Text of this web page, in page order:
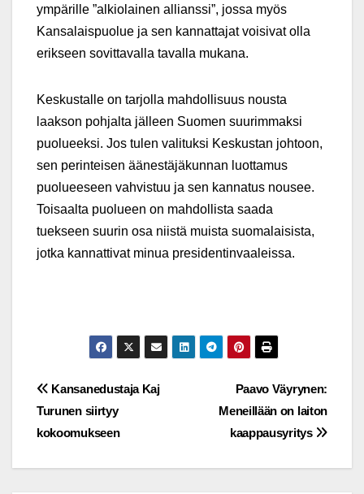
ympärille ”alkiolainen allianssi”, jossa myös
Kansalaispuolue ja sen kannattajat voisivat olla
erikseen sovittavalla tavalla mukana.
Keskustalle on tarjolla mahdollisuus nousta
laakson pohjalta jälleen Suomen suurimmaksi
puolueeksi. Jos tulen valituksi Keskustan johtoon,
sen perinteisen äänestäjäkunnan luottamus
puolueeseen vahvistuu ja sen kannatus nousee.
Toisaalta puolueen on mahdollista saada
tuekseen suurin osa niistä muista suomalaisista,
jotka kannattivat minua presidentinvaaleissa.
Post
navigation
Paavo Väyrynen:
Meneillään on laiton
kaappausyritys
Kansanedustaja Kaj
Turunen siirtyy
kokoomukseen